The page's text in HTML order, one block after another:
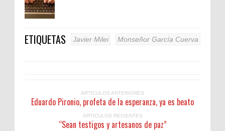
ETIQUETAS Javier Milei Monseñor García Cuerva
ARTICULOS ANTERIORES
Eduardo Pironio, profeta de la esperanza, ya es beato
ARTICULOS RECIENTES
“Sean testigos y artesanos de paz”